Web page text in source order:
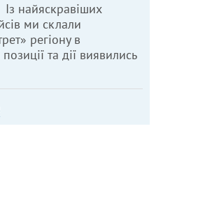
Із найяскравіших
ми склали
регіону в
та дії виявились